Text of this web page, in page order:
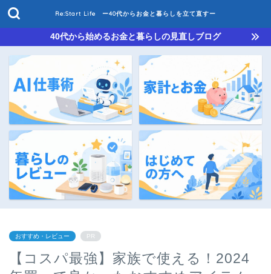
Re:Start Life ー40代からお金と暮らしを立て直すー
40代から始めるお金と暮らしの見直しブログ
おすすめ・レビュー PR
【コスパ最強】家族で使える！2024